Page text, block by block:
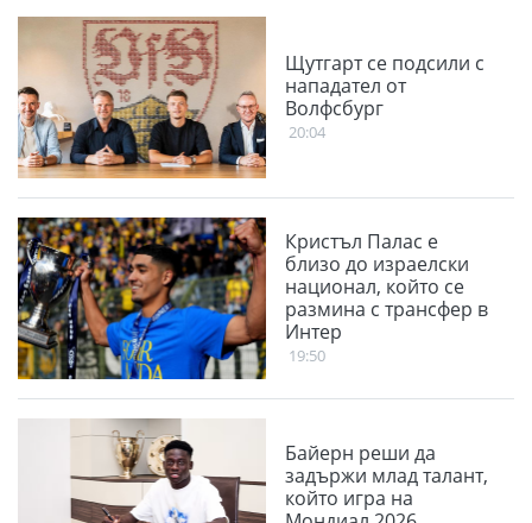
Щутгарт се подсили с
нападател от
Волфсбург
20:04
Кристъл Палас е
близо до израелски
национал, който се
размина с трансфер в
Интер
19:50
Байерн реши да
задържи млад талант,
който игра на